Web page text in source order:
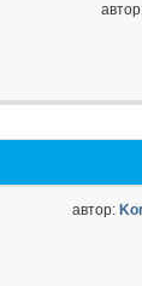
автор: